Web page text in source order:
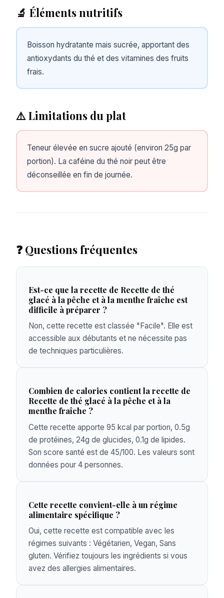
🔬 Éléments nutritifs
Boisson hydratante mais sucrée, apportant des
antioxydants du thé et des vitamines des fruits
frais.
⚠️ Limitations du plat
Teneur élevée en sucre ajouté (environ 25g par
portion). La caféine du thé noir peut être
déconseillée en fin de journée.
❓ Questions fréquentes
Est-ce que la recette de Recette de thé
glacé à la pêche et à la menthe fraîche est
difficile à préparer ?
Non, cette recette est classée "Facile". Elle est
accessible aux débutants et ne nécessite pas
de techniques particulières.
Combien de calories contient la recette de
Recette de thé glacé à la pêche et à la
menthe fraîche ?
Cette recette apporte 95 kcal par portion, 0.5g
de protéines, 24g de glucides, 0.1g de lipides.
Son score santé est de 45/100. Les valeurs sont
données pour 4 personnes.
Cette recette convient-elle à un régime
alimentaire spécifique ?
Oui, cette recette est compatible avec les
régimes suivants : Végétarien, Vegan, Sans
gluten. Vérifiez toujours les ingrédients si vous
avez des allergies alimentaires.